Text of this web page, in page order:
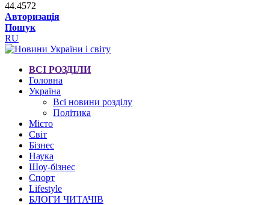
44.4572
Авторизація
Пошук
RU
ВСІ РОЗДІЛИ
Головна
Україна
Всі новини розділу
Політика
Місто
Світ
Бізнес
Наука
Шоу-бізнес
Спорт
Lifestyle
БЛОГИ ЧИТАЧІВ